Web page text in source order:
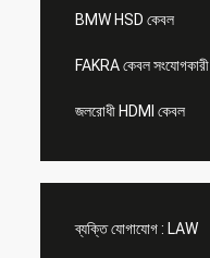
BMW HSD কেবল
FAKRA কেবল সংযোগকারী
জলরোধী HDMI কেবল
ব্যক্তি যোগাযোগ : LAW